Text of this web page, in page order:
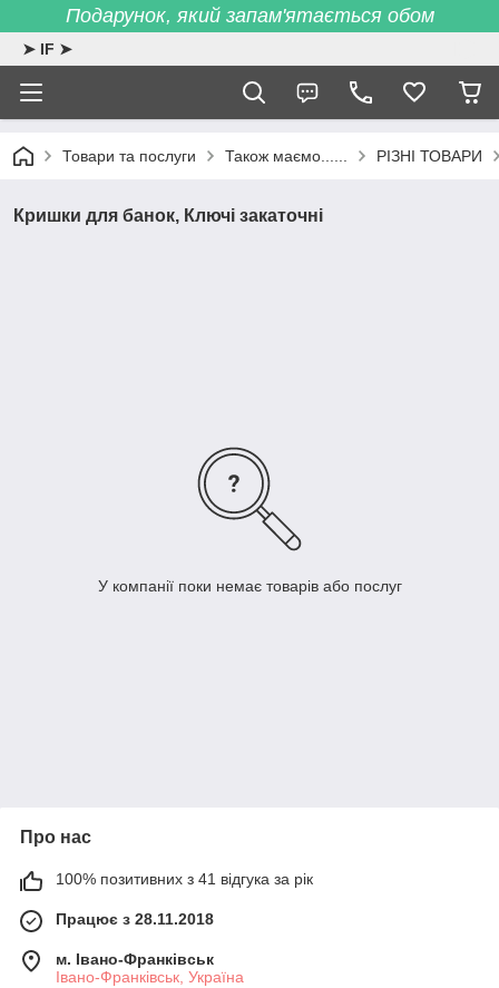
Подарунок, який запам'ятається обом
➤ IF ➤
Товари та послуги Також маємо...... РІЗНІ ТОВАРИ
Кришки для банок, Ключі закаточні
У компанії поки немає товарів або послуг
Про нас
100% позитивних з 41 відгука за рік
Працює з 28.11.2018
м. Івано-Франківськ
Івано-Франківськ, Україна